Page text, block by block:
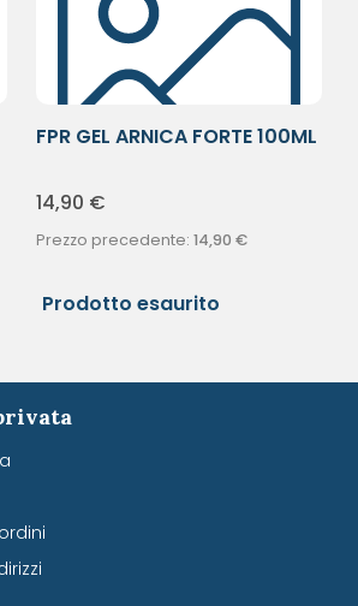
FPR GEL ARNICA FORTE 100ML
14,90 €
Prezzo precedente: 14,90 €
Prodotto esaurito